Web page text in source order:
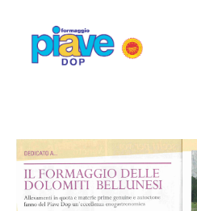
raccolta